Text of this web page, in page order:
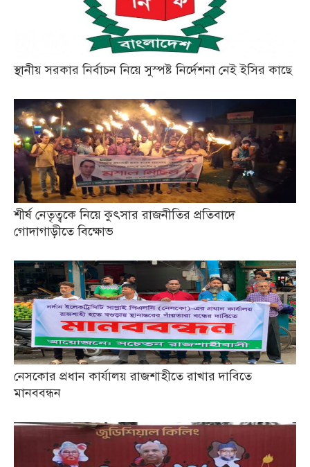
স্থানীয় সরকার নির্বাচন নিয়ে সুস্পষ্ট নির্দেশনা নেই ইসির কাছে
শীর্ষ নেতৃত্বকে নিয়ে কুৎসার রাজনীতির প্রতিবাদে
গোদাগাড়ীতে বিক্ষোভ
নেসকোর প্রধান কার্যালয় রাজশাহীতে রাখার দাবিতে
মানববন্ধন